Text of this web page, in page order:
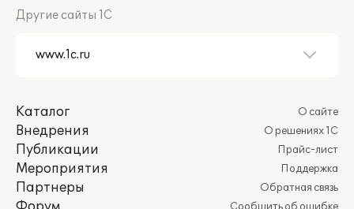
Другие сайты 1С
Каталог
Внедрения
Публикации
Мероприятия
Партнеры
О сайте
О решениях 1С
Прайс-лист
Поддержка
Обратная связь